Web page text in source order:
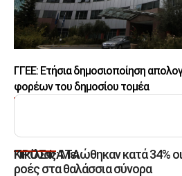
ΓΓΕΕ: Eτήσια δημοσιοποίηση
φορέων του δημοσίου τομέα
ΑΝΑΖΗΤΗΣΗ
ΠΡΟΣΦΑΤΑ
Κικίλιας: Μειώθηκαν κατά 34%
ροές στα θαλάσσια σύνορα